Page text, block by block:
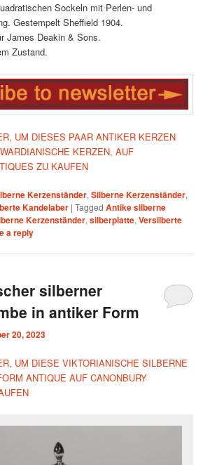
Sockeln mit Perlen- und
Gestempelt Sheffield 1904.
James Deakin & Sons.
Zustand.
UM DIESES PAAR ANTIKER KERZEN
KERZEN, AUF
ZU KAUFEN
Kerzenständer,Silberne Kerzenständer,
Kandelaber |Tagged Antike silberne
Kerzenständer,silberplatte,Versilberte
a reply
silberner
in antiker Form
20, 2023
UM DIESE VIKTORIANISCHE SILBERNE
ANTIQUE AUF CANONBURY